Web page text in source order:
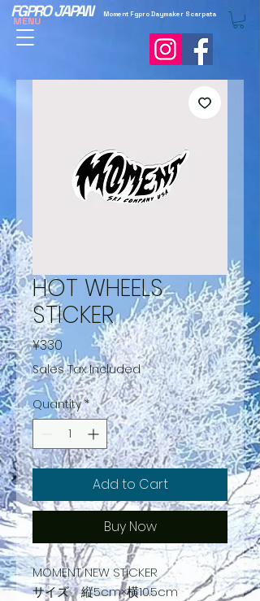
MENU
FGPRO JAPAN Moment Fgpro Daymaker Scarpata
HOT WHEELS
STICKER
¥330 Price
Sales Tax Included
Quantity *
Add to Cart
Buy Now
MOMENT NEW STICKER
サイズ 縦5cm×横10.5cm